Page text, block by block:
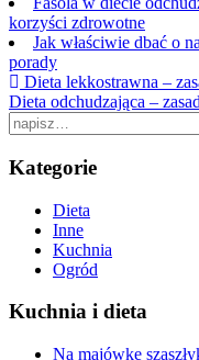
korzyści zdrowotne
Jak właściwie dbać o
porady
Nawigacja
postu
Dieta lekkostrawna –
Dieta odchudzająca –
Search
for:
Kategorie
Dieta
Inne
Kuchnia
Ogród
Kuchnia i dieta
Na majówkę